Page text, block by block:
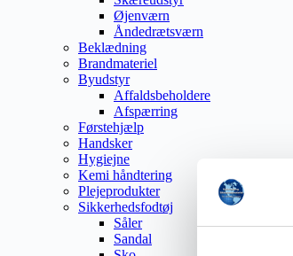
Øjenværn
Åndedrætsværn
Beklædning
Brandmateriel
Byudstyr
Affaldsbeholdere
Afspærring
Førstehjælp
Handsker
Hygiejne
Kemi håndtering
Plejeprodukter
Sikkerhedsfodtøj
Såler
Sandal